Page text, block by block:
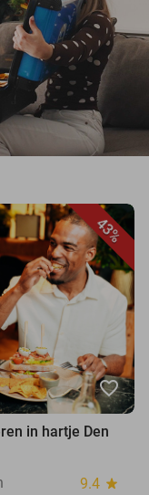
43%
favorite_border
in hartje Den
9.4 star